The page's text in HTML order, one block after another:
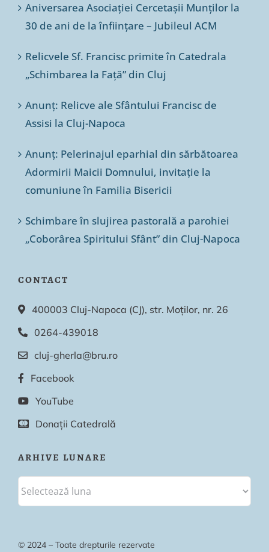
Aniversarea Asociației Cercetașii Munților la
30 de ani de la înființare – Jubileul ACM
Relicvele Sf. Francisc primite în Catedrala
„Schimbarea la Față” din Cluj
Anunț: Relicve ale Sfântului Francisc de
Assisi la Cluj-Napoca
Anunț: Pelerinajul eparhial din sărbătoarea
Adormirii Maicii Domnului, invitație la
comuniune în Familia Bisericii
Schimbare în slujirea pastorală a parohiei
„Coborârea Spiritului Sfânt” din Cluj-Napoca
CONTACT
400003 Cluj-Napoca (CJ), str. Moților, nr. 26
0264-439018
cluj-gherla@bru.ro
Facebook
YouTube
Donații Catedrală
ARHIVE LUNARE
© 2024 – Toate drepturile rezervate